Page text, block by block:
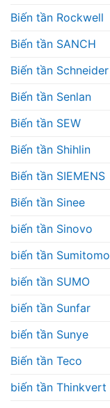
Biến tần Rockwell
Biến tần SANCH
Biến tần Schneider
Biến tần Senlan
Biến tần SEW
Biến tần Shihlin
Biến tần SIEMENS
Biến tần Sinee
biến tần Sinovo
biến tần Sumitomo
biến tần SUMO
biến tần Sunfar
biến tần Sunye
Biến tần Teco
biến tần Thinkvert